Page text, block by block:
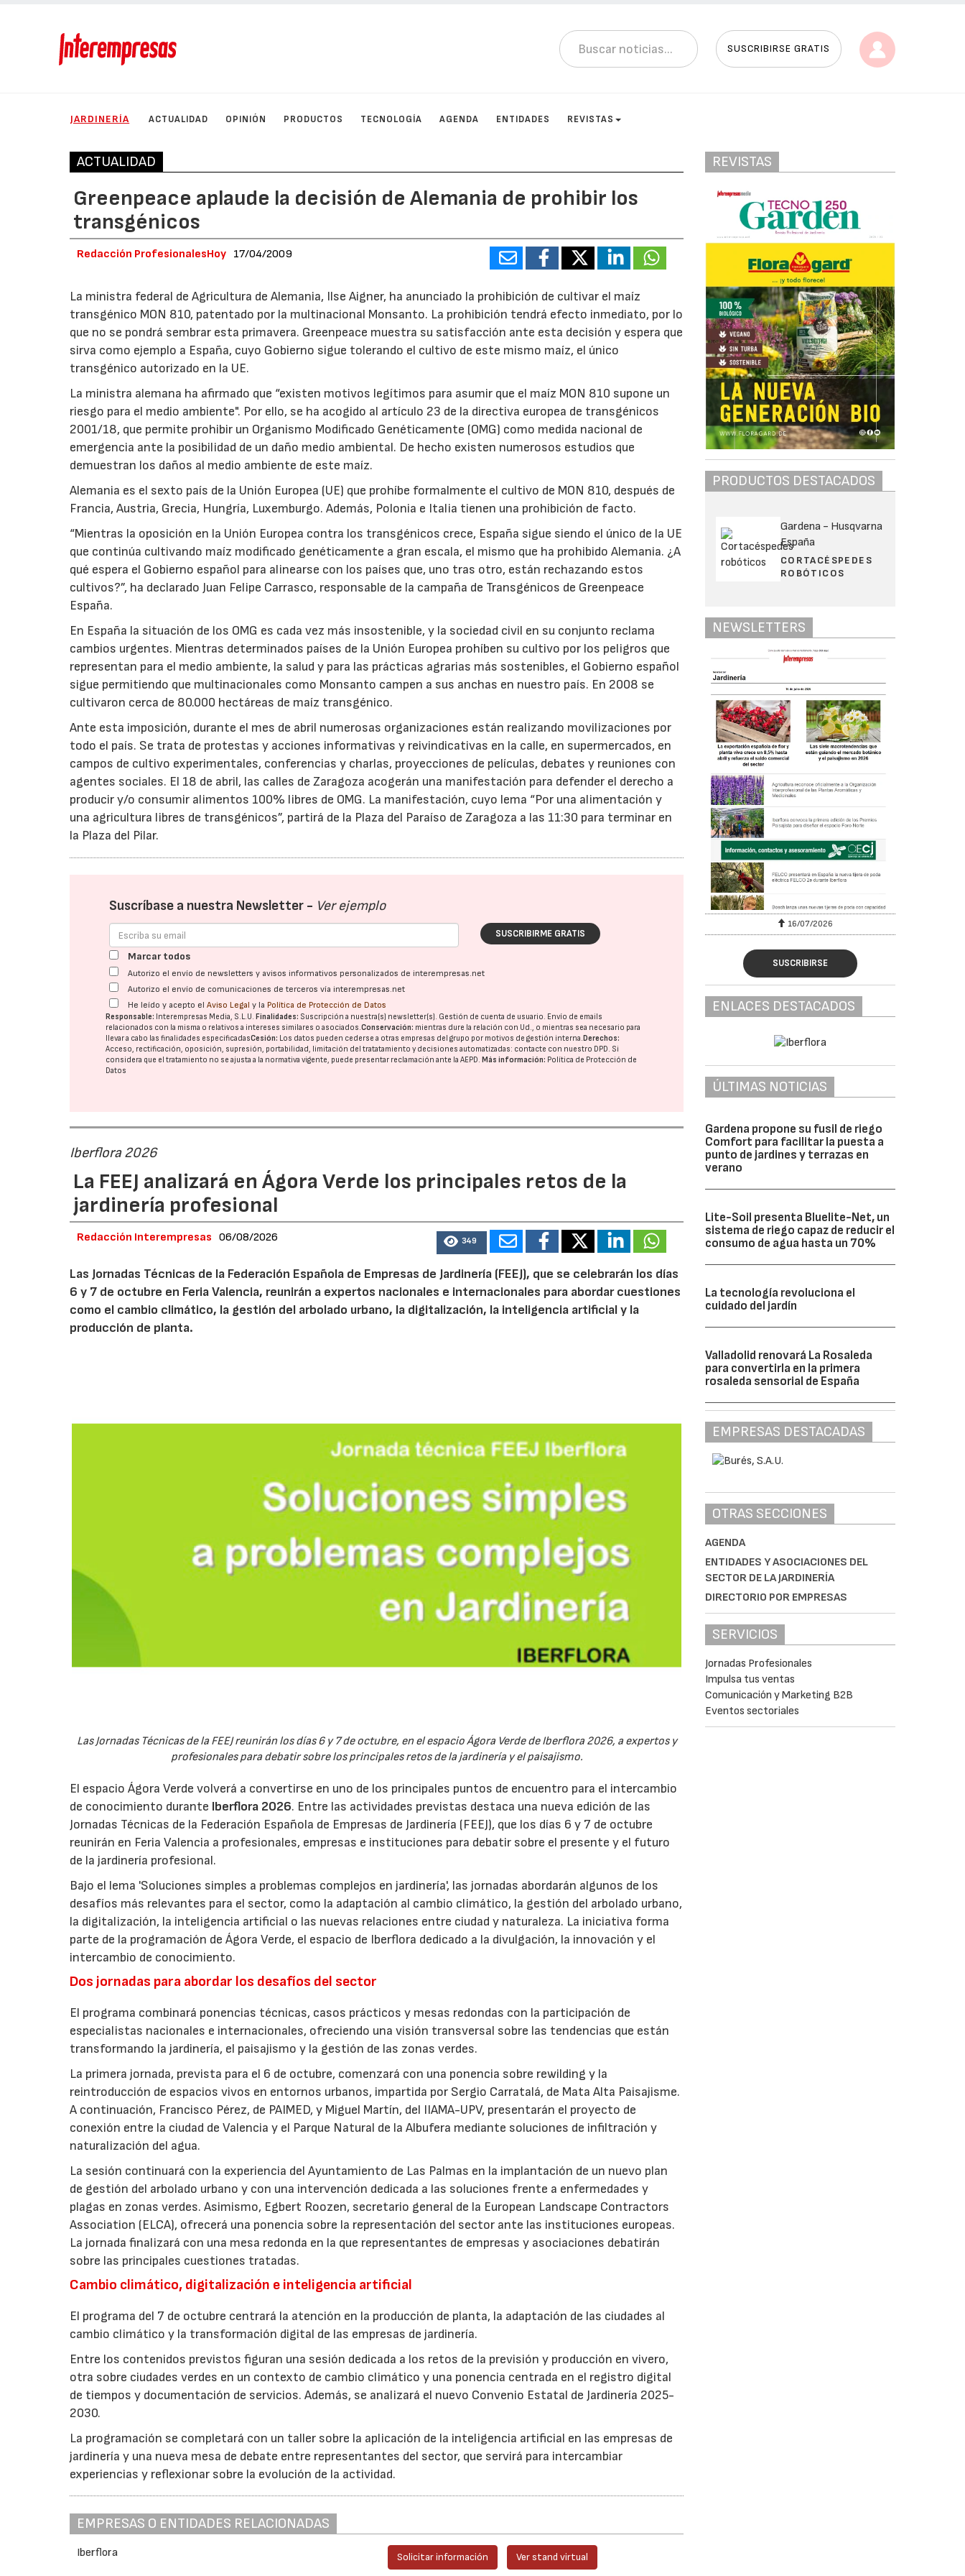
SUSCRIBIRSE GRATIS
JARDINERÍA ACTUALIDAD OPINIÓN PRODUCTOS TECNOLOGÍA AGENDA ENTIDADES REVISTAS
ACTUALIDAD
Greenpeace aplaude la decisión de Alemania de prohibir los
transgénicos
Redacción ProfesionalesHoy 17/04/2009
La ministra federal de Agricultura de Alemania, Ilse Aigner, ha anunciado la prohibición de cultivar el maíz
transgénico MON 810, patentado por la multinacional Monsanto. La prohibición tendrá efecto inmediato, por lo
que no se pondrá sembrar esta primavera. Greenpeace muestra su satisfacción ante esta decisión y espera que
sirva como ejemplo a España, cuyo Gobierno sigue tolerando el cultivo de este mismo maíz, el único
transgénico autorizado en la UE.
La ministra alemana ha afirmado que “existen motivos legítimos para asumir que el maíz MON 810 supone un
riesgo para el medio ambiente". Por ello, se ha acogido al artículo 23 de la directiva europea de transgénicos
2001/18, que permite prohibir un Organismo Modificado Genéticamente (OMG) como medida nacional de
emergencia ante la posibilidad de un daño medio ambiental. De hecho existen numerosos estudios que
demuestran los daños al medio ambiente de este maíz.
Alemania es el sexto país de la Unión Europea (UE) que prohíbe formalmente el cultivo de MON 810, después de
Francia, Austria, Grecia, Hungría, Luxemburgo. Además, Polonia e Italia tienen una prohibición de facto.
“Mientras la oposición en la Unión Europea contra los transgénicos crece, España sigue siendo el único de la UE
que continúa cultivando maíz modificado genéticamente a gran escala, el mismo que ha prohibido Alemania. ¿A
qué espera el Gobierno español para alinearse con los países que, uno tras otro, están rechazando estos
cultivos?”, ha declarado Juan Felipe Carrasco, responsable de la campaña de Transgénicos de Greenpeace
España.
En España la situación de los OMG es cada vez más insostenible, y la sociedad civil en su conjunto reclama
cambios urgentes. Mientras determinados países de la Unión Europea prohíben su cultivo por los peligros que
representan para el medio ambiente, la salud y para las prácticas agrarias más sostenibles, el Gobierno español
sigue permitiendo que multinacionales como Monsanto campen a sus anchas en nuestro país. En 2008 se
cultivaron cerca de 80.000 hectáreas de maíz transgénico.
Ante esta imposición, durante el mes de abril numerosas organizaciones están realizando movilizaciones por
todo el país. Se trata de protestas y acciones informativas y reivindicativas en la calle, en supermercados, en
campos de cultivo experimentales, conferencias y charlas, proyecciones de películas, debates y reuniones con
agentes sociales. El 18 de abril, las calles de Zaragoza acogerán una manifestación para defender el derecho a
producir y/o consumir alimentos 100% libres de OMG. La manifestación, cuyo lema “Por una alimentación y
una agricultura libres de transgénicos”, partirá de la Plaza del Paraíso de Zaragoza a las 11:30 para terminar en
la Plaza del Pilar.
Suscríbase a nuestra Newsletter - Ver ejemplo
SUSCRIBIRME GRATIS
Marcar todos
Autorizo el envío de newsletters y avisos informativos personalizados de interempresas.net
Autorizo el envío de comunicaciones de terceros vía interempresas.net
He leído y acepto elAviso Legal y la Política de Protección de Datos
Responsable: Interempresas Media, S.L.U. Finalidades: Suscripción a nuestra(s) newsletter(s). Gestión de cuenta de usuario. Envío de emails
relacionados con la misma o relativos a intereses similares o asociados.Conservación: mientras dure la relación con Ud., o mientras sea necesario para
llevar a cabo las finalidades especificadasCesión: Los datos pueden cederse a otras empresas del grupo por motivos de gestión interna. Derechos:
Acceso, rectificación, oposición, supresión, portabilidad, limitación del tratatamiento y decisiones automatizadas: contacte con nuestro DPD. Si
considera que el tratamiento no se ajusta a la normativa vigente, puede presentar reclamación ante laAEPD. Más información: Política de Protección de
Datos
Iberflora 2026
La FEEJ analizará en Ágora Verde los principales retos de la
jardinería profesional
Redacción Interempresas 06/08/2026 349
Las Jornadas Técnicas de la Federación Española de Empresas de Jardinería (FEEJ), que se celebrarán los días
6 y 7 de octubre en Feria Valencia, reunirán a expertos nacionales e internacionales para abordar cuestiones
como el cambio climático, la gestión del arbolado urbano, la digitalización, la inteligencia artificial y la
producción de planta.
Las Jornadas Técnicas de la FEEJ reunirán los días 6 y 7 de octubre, en el espacio Ágora Verde de Iberflora 2026, a expertos y
profesionales para debatir sobre los principales retos de la jardinería y el paisajismo.
El espacio Ágora Verde volverá a convertirse en uno de los principales puntos de encuentro para el intercambio
de conocimiento durante Iberflora 2026. Entre las actividades previstas destaca una nueva edición de las
Jornadas Técnicas de la Federación Española de Empresas de Jardinería (FEEJ), que los días 6 y 7 de octubre
reunirán en Feria Valencia a profesionales, empresas e instituciones para debatir sobre el presente y el futuro
de la jardinería profesional.
Bajo el lema 'Soluciones simples a problemas complejos en jardinería', las jornadas abordarán algunos de los
desafíos más relevantes para el sector, como la adaptación al cambio climático, la gestión del arbolado urbano,
la digitalización, la inteligencia artificial o las nuevas relaciones entre ciudad y naturaleza. La iniciativa forma
parte de la programación de Ágora Verde, el espacio de Iberflora dedicado a la divulgación, la innovación y el
intercambio de conocimiento.
Dos jornadas para abordar los desafíos del sector
El programa combinará ponencias técnicas, casos prácticos y mesas redondas con la participación de
especialistas nacionales e internacionales, ofreciendo una visión transversal sobre las tendencias que están
transformando la jardinería, el paisajismo y la gestión de las zonas verdes.
La primera jornada, prevista para el 6 de octubre, comenzará con una ponencia sobre rewilding y la
reintroducción de espacios vivos en entornos urbanos, impartida por Sergio Carratalá, de Mata Alta Paisajisme.
A continuación, Francisco Pérez, de PAIMED, y Miguel Martín, del IIAMA-UPV, presentarán el proyecto de
conexión entre la ciudad de Valencia y el Parque Natural de la Albufera mediante soluciones de infiltración y
naturalización del agua.
La sesión continuará con la experiencia del Ayuntamiento de Las Palmas en la implantación de un nuevo plan
de gestión del arbolado urbano y con una intervención dedicada a las soluciones frente a enfermedades y
plagas en zonas verdes. Asimismo, Egbert Roozen, secretario general de la European Landscape Contractors
Association (ELCA), ofrecerá una ponencia sobre la representación del sector ante las instituciones europeas.
La jornada finalizará con una mesa redonda en la que representantes de empresas y asociaciones debatirán
sobre las principales cuestiones tratadas.
Cambio climático, digitalización e inteligencia artificial
El programa del 7 de octubre centrará la atención en la producción de planta, la adaptación de las ciudades al
cambio climático y la transformación digital de las empresas de jardinería.
Entre los contenidos previstos figuran una sesión dedicada a los retos de la previsión y producción en vivero,
otra sobre ciudades verdes en un contexto de cambio climático y una ponencia centrada en el registro digital
de tiempos y documentación de servicios. Además, se analizará el nuevo Convenio Estatal de Jardinería 2025-
2030.
La programación se completará con un taller sobre la aplicación de la inteligencia artificial en las empresas de
jardinería y una nueva mesa de debate entre representantes del sector, que servirá para intercambiar
experiencias y reflexionar sobre la evolución de la actividad.
EMPRESAS O ENTIDADES RELACIONADAS
Iberflora Solicitar información Ver stand virtual
REVISTAS
PRODUCTOS DESTACADOS
Gardena - Husqvarna
España
CORTACÉSPEDES
ROBÓTICOS
NEWSLETTERS
16/07/2026 30/07/2026 16/07/2026
SUSCRIBIRSE
ENLACES DESTACADOS
ÚLTIMAS NOTICIAS
Gardena propone su fusil de riego
Comfort para facilitar la puesta a
punto de jardines y terrazas en
verano
Lite-Soil presenta Bluelite-Net, un
sistema de riego capaz de reducir el
consumo de agua hasta un 70%
La tecnología revoluciona el
cuidado del jardín
Valladolid renovará La Rosaleda
para convertirla en la primera
rosaleda sensorial de España
EMPRESAS DESTACADAS
OTRAS SECCIONES
AGENDA
ENTIDADES Y ASOCIACIONES DEL
SECTOR DE LA JARDINERÍA
DIRECTORIO POR EMPRESAS
SERVICIOS
Jornadas Profesionales
Impulsa tus ventas
Comunicación y Marketing B2B
Eventos sectoriales